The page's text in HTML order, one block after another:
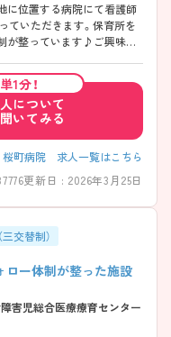
に位置する病院にて看護師
ていただきます。保育所を
が整っています♪ご興味あ
1分！
について
いてみる
町病院 求人一覧はこちら
更新日 : 2026年3月25日
三交替制）
ロー体制が整った施設
害児総合医療療育センター